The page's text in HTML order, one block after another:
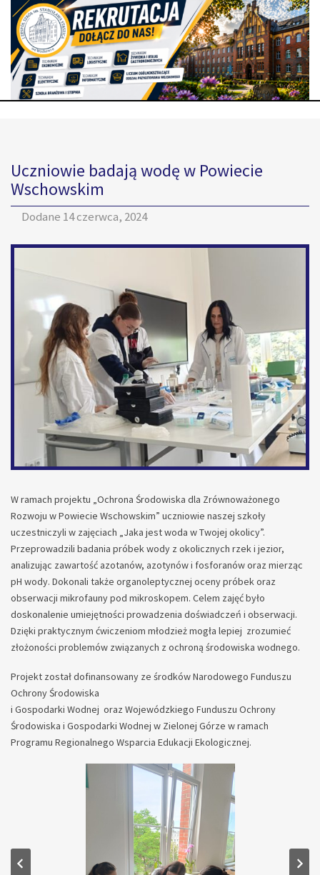
Uczniowie badają wodę w Powiecie
Wschowskim
Dodane 14 czerwca, 2024
W ramach projektu „Ochrona Środowiska dla Zrównoważonego
Rozwoju w Powiecie Wschowskim” uczniowie naszej szkoły
uczestniczyli w zajęciach „Jaka jest woda w Twojej okolicy”.
Przeprowadzili badania próbek wody z okolicznych rzek i jezior,
analizując zawartość azotanów, azotynów i fosforanów oraz mierząc
pH wody. Dokonali także organoleptycznej oceny próbek oraz
obserwacji mikrofauny pod mikroskopem. Celem zajęć było
doskonalenie umiejętności prowadzenia doświadczeń i obserwacji.
Dzięki praktycznym ćwiczeniom młodzież mogła lepiej zrozumieć
złożoności problemów związanych z ochroną środowiska wodnego.
Projekt został dofinansowany ze środków Narodowego Funduszu
Ochrony Środowiska
i Gospodarki Wodnej oraz Wojewódzkiego Funduszu Ochrony
Środowiska i Gospodarki Wodnej w Zielonej Górze w ramach
Programu Regionalnego Wsparcia Edukacji Ekologicznej.